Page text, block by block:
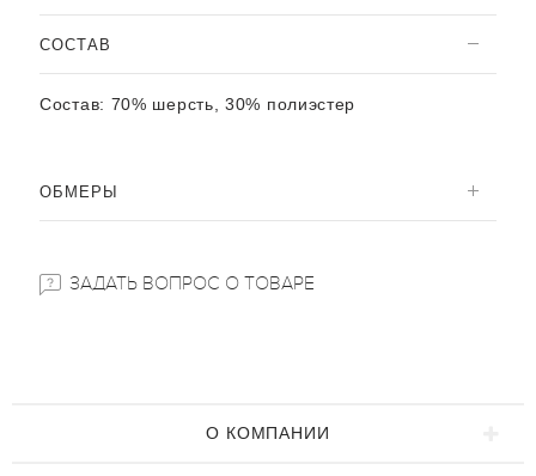
CОСТАВ
Состав: 70% шерсть, 30% полиэстер
ОБМЕРЫ
ЗАДАТЬ ВОПРОС О ТОВАРЕ
О КОМПАНИИ